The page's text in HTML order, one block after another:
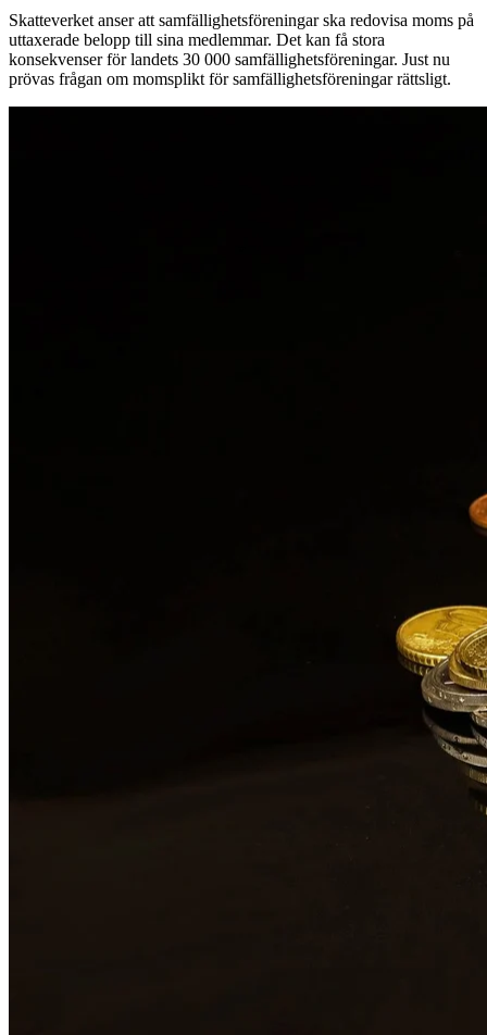
Skatteverket anser att samfällighetsföreningar ska redovisa moms på
uttaxerade belopp till sina medlemmar. Det kan få stora
konsekvenser för landets 30 000 samfällighetsföreningar. Just nu
prövas frågan om momsplikt för samfällighetsföreningar rättsligt.